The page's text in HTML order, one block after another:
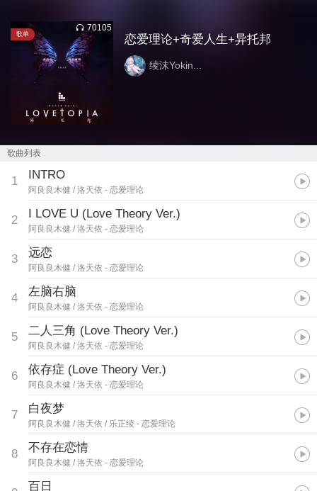
歌单
70105
恋爱理论+奇爱人生+异托邦
绫沫Yokin...
歌曲列表
1 INTRO
阿良良木健 / 洛天依 - 恋爱理论
2 I LOVE U (Love Theory Ver.)
阿良良木健 / 洛天依 - 恋爱理论
3 远恋
阿良良木健 / 洛天依 - 恋爱理论
4 左脑右脑
阿良良木健 / 洛天依 - 恋爱理论
5 二人三角 (Love Theory Ver.)
阿良良木健 / 洛天依 - 恋爱理论
6 依存症 (Love Theory Ver.)
阿良良木健 / 洛天依 - 恋爱理论
7 白夜梦
阿良良木健 / 洛天依 / 乐正绫 - 恋爱理论
8 不存在恋情
阿良良木健 / 洛天依 - 恋爱理论
百日